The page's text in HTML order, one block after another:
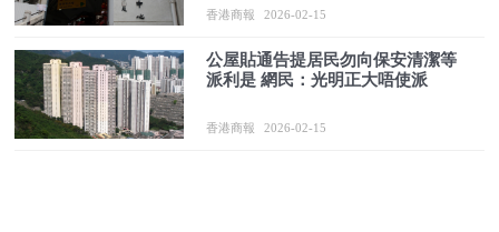
香港商報 2026-02-15
公屋貼通告提居民勿向保安清潔等
派利是 網民：光明正大唔使派
香港商報 2026-02-15